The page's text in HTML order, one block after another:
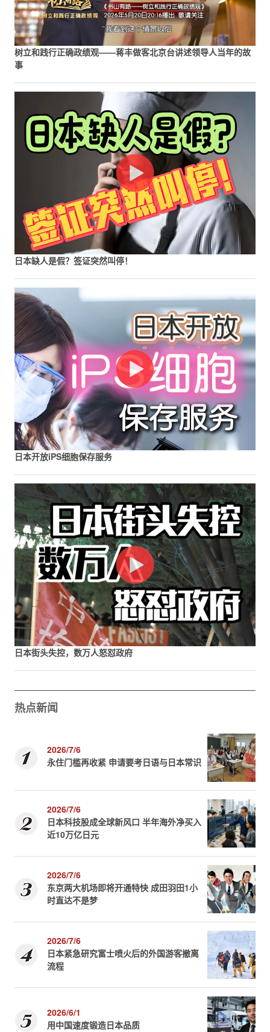
树立和践行正确政绩观——蒋丰做客北京台讲述领导人当年的故
事
日本缺人是假？签证突然叫停！
日本开放iPS细胞保存服务
日本街头失控，数万人怒怼政府
热点新闻
2026/7/6
永住门槛再收紧 申请要考日语与日本常识
2026/7/6
日本科技股成全球新风口 半年海外净买入
近10万亿日元
2026/7/6
东京两大机场即将开通特快 成田羽田1小
时直达不是梦
2026/7/6
日本紧急研究富士喷火后的外国游客撤离
流程
2026/6/1
用中国速度锻造日本品质